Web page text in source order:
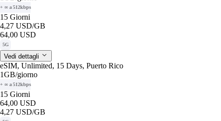
+ ∞ a 512kbps
15 Giorni
4,27 USD/GB
64,00 USD
5G
Vedi dettagli
eSIM, Unlimited, 15 Days, Puerto Rico
1GB/giorno
+ ∞ a 512kbps
15 Giorni
64,00 USD
4,27 USD/GB